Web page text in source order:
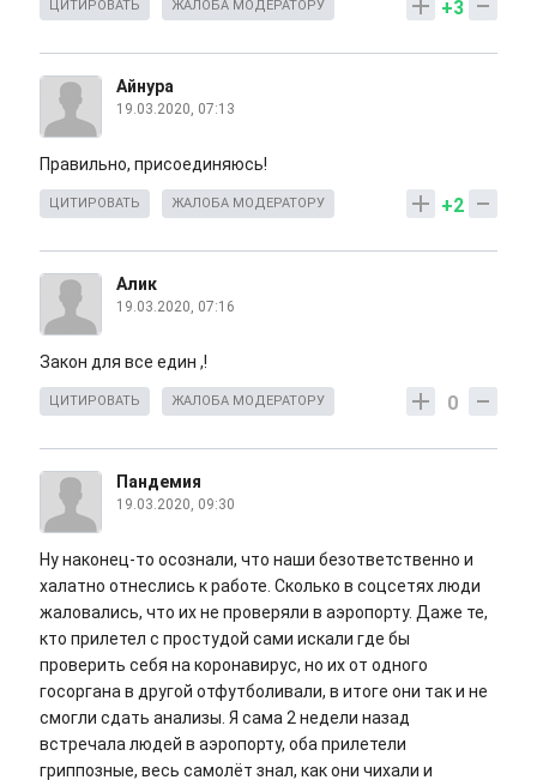
+3
ЦИТИРОВАТЬ ЖАЛОБА МОДЕРАТОРУ
Айнура
19.03.2020, 07:13
Правильно, присоединяюсь!
+2
ЦИТИРОВАТЬ ЖАЛОБА МОДЕРАТОРУ
Алик
19.03.2020, 07:16
Закон для все един ,!
0
ЦИТИРОВАТЬ ЖАЛОБА МОДЕРАТОРУ
Пандемия
19.03.2020, 09:30
Ну наконец-то осознали, что наши безответственно и
халатно отнеслись к работе. Сколько в соцсетях люди
жаловались, что их не проверяли в аэропорту. Даже те,
кто прилетел с простудой сами искали где бы
проверить себя на коронавирус, но их от одного
госоргана в другой отфутболивали, в итоге они так и не
смогли сдать анализы. Я сама 2 недели назад
встречала людей в аэропорту, оба прилетели
гриппозные, весь самолёт знал, как они чихали и